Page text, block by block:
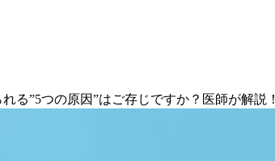
る”5つの原因”はご存じですか？医師が解説！